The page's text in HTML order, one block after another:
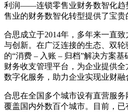
利润——连锁零售业财务数智化趋
售业的财务数智化转型提供了宝贵
合思成立于2014年，多年来一直
与创新。在广泛连接的生态、双
的“消费 – 入账 – 归档”解决方案
财务收支管理平台，为企业提供
数字化服务，助力企业实现业财融
合思在全国多个城市设有直营服
覆盖国内外数百个城市。目前，已